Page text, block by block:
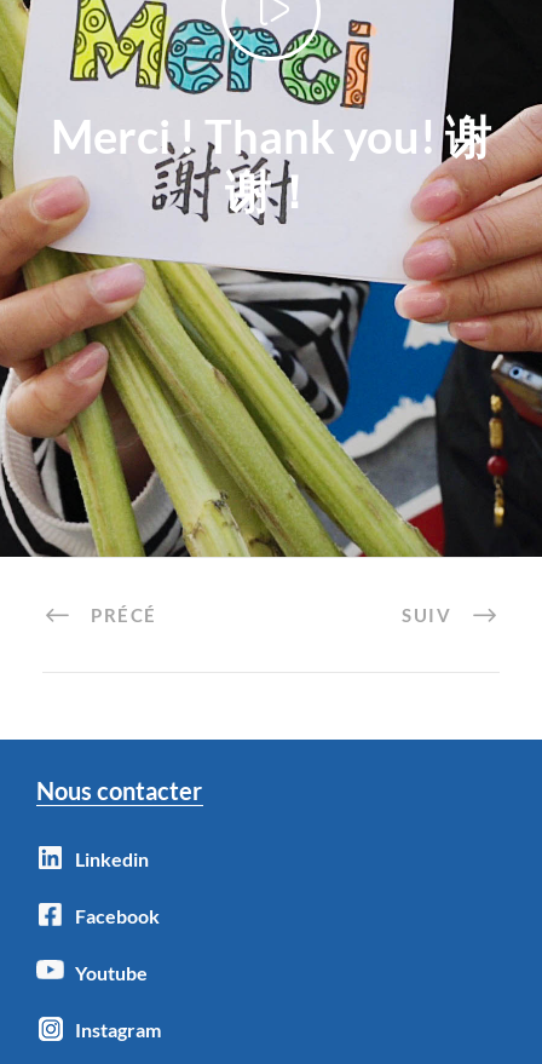
Merci ! Thank you! 谢
谢！
PRÉCÉ SUIV
Nous contacter
Linkedin
Facebook
Youtube
Instagram